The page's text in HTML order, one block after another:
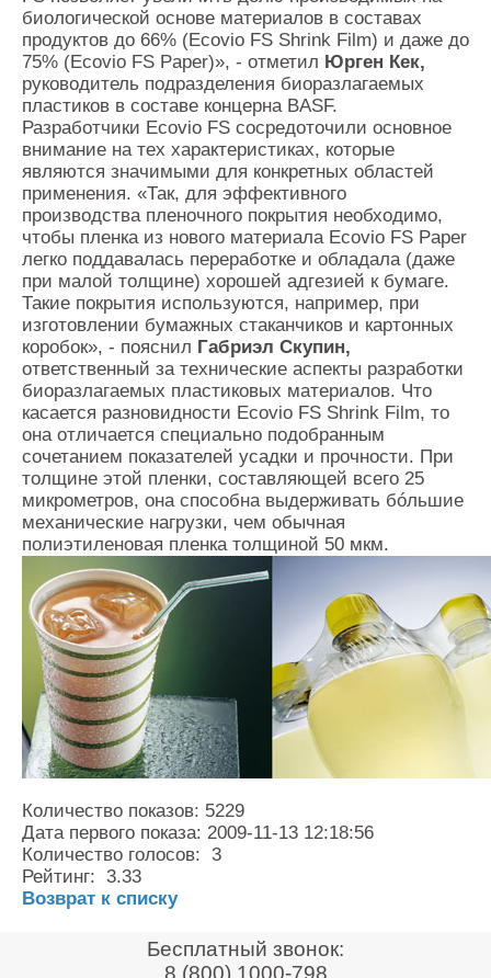
биологической основе материалов в составах
продуктов до 66% (Ecovio FS Shrink Film) и даже до
75% (Ecovio FS Paper)», - отметил Юрген Кек,
руководитель подразделения биоразлагаемых
пластиков в составе концерна BASF.
Разработчики Ecovio FS сосредоточили основное
внимание на тех характеристиках, которые
являются значимыми для конкретных областей
применения. «Так, для эффективного
производства пленочного покрытия необходимо,
чтобы пленка из нового материала Ecovio FS Paper
легко поддавалась переработке и обладала (даже
при малой толщине) хорошей адгезией к бумаге.
Такие покрытия используются, например, при
изготовлении бумажных стаканчиков и картонных
коробок», - пояснил Габриэл Скупин,
ответственный за технические аспекты разработки
биоразлагаемых пластиковых материалов. Что
касается разновидности Ecovio FS Shrink Film, то
она отличается специально подобранным
сочетанием показателей усадки и прочности. При
толщине этой пленки, составляющей всего 25
микрометров, она способна выдерживать бóльшие
механические нагрузки, чем обычная
полиэтиленовая пленка толщиной 50 мкм.
Количество показов: 5229
Дата первого показа: 2009-11-13 12:18:56
Количество голосов: 3
Рейтинг: 3.33
Возврат к списку
Бесплатный звонок:
8 (800) 1000-798